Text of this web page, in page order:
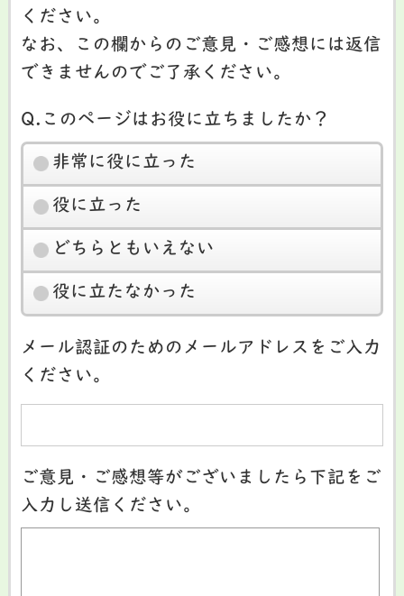
ください。
なお、この欄からのご意見・ご感想には返信
できませんのでご了承ください。
Q.このページはお役に立ちましたか？
非常に役に立った
役に立った
どちらともいえない
役に立たなかった
メール認証のためのメールアドレスをご入力
ください。
ご意見・ご感想等がございましたら下記をご
入力し送信ください。